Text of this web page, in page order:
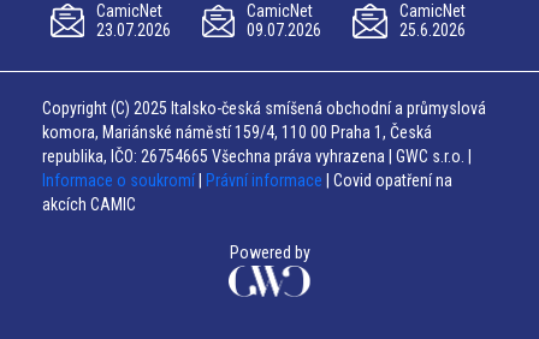
CamicNet
23.07.2026
CamicNet
09.07.2026
CamicNet
25.6.2026
Copyright (C) 2025 Italsko-česká smíšená obchodní a průmyslová
komora, Mariánské náměstí 159/4, 110 00 Praha 1, Česká
republika, IČO: 26754665 Všechna práva vyhrazena | GWC s.r.o. |
Informace o soukromí
Právní informace | Covid opatření na
akcích CAMIC
Powered by